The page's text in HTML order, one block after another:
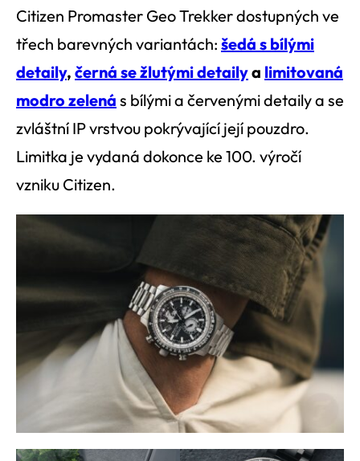
Citizen Promaster Geo Trekker dostupných ve
třech barevných variantách: šedá s bílými
detaily, černá se žlutými detailya limitovaná
modro zelená s bílými a červenými detaily a se
zvláštní IP vrstvou pokrývající její pouzdro.
Limitka je vydaná dokonce ke 100. výročí
vzniku Citizen.